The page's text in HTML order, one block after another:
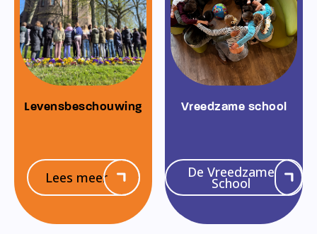
Levensbeschouwing
Lees meer
Vreedzame school
De Vreedzame
School